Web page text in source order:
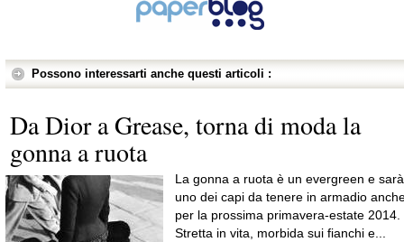
Possono interessarti anche questi articoli :
Da Dior a Grease, torna di moda la
gonna a ruota
La gonna a ruota è un evergreen e sarà
uno dei capi da tenere in armadio
per la prossima primavera-estate 2014.
Stretta in vita, morbida sui fianchi e...